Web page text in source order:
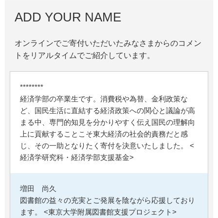
ADD YOUR NAME
オンラインでご寄付いただいたみなさまからのコメン
トをリアルタイムでご紹介しています。
********
経済学部の卒業生です。消費税や為替、金利政策な
ど、国民生活に直結する経済政策への関心と議論が高
まる中、専門的知見を分かりやすく伝え国民の理解向
上に貢献することこそ東大経済の社会的責務だと感
じ、その一助となりたく寄付を決意いたしました。 <
経済学研究科・経済学部支援基金>
増田 尚久
図書館の益々の充実とご発展を陰ながら応援しており
ます。 <東京大学附属図書館支援プロジェクト>